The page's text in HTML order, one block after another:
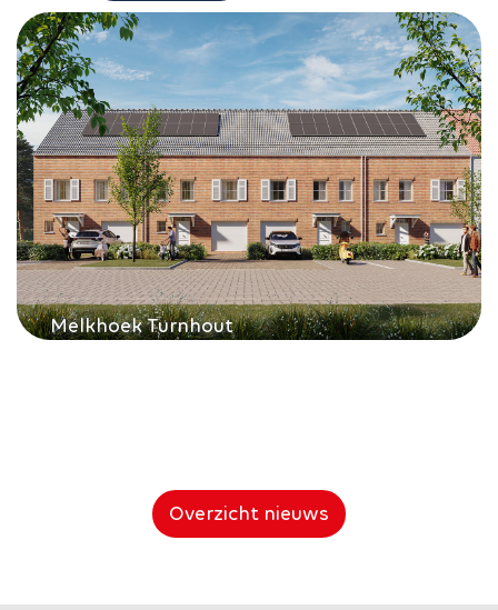
Melkhoek Turnhout
Overzicht nieuws